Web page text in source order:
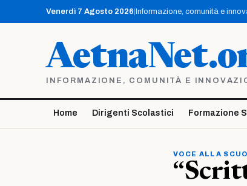
contenuto
Venerdì 7 Agosto 2026 Informazione, comunità e
INFORMAZIONE, COMUNITÀ E
Home Dirigenti Scolastici Formazione
VOCE ALLA